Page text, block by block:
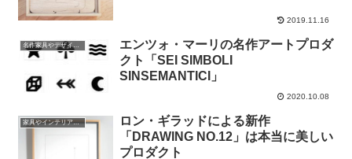
2019.11.16
名作家具やデザインの話
エンツォ・マーリの名作アートプロダ
クト「SEI SIMBOLI
SINSEMANTICI」
2020.10.08
家具やインテリアやプロダクトの話
ロン・ギラッドによる新作
「DRAWING NO.12」は本当に美しい
プロダクト